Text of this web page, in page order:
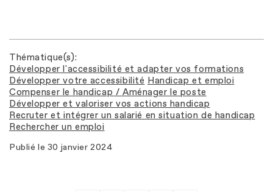
Thématique(s)
Développer l'accessibilité et adapter vos formations
Développer votre accessibilité Handicap et emploi
Compenser le handicap / Aménager le poste
Développer et valoriser vos actions handicap
Recruter et intégrer un salarié en situation de handicap
Rechercher un emploi
Publié le 30 janvier 2024